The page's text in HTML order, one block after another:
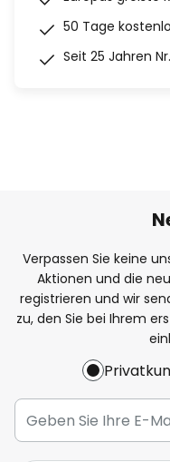
50 Tage
Seit 25 Jahren
Verpassen Sie keine
Aktionen und die
registrieren und wir
zu, den Sie bei Ihrem